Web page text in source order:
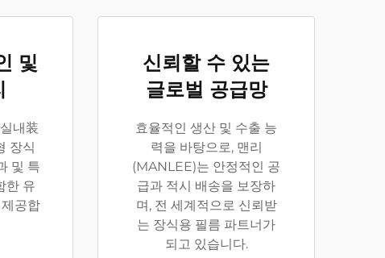
및
내装
장식
및 특
한 유
공합
신뢰할 수 있는
글로벌 공급망
효율적인 생산 및 수출 능
력을 바탕으로, 맨리
(MANLEE)는 안정적인 공
급과 적시 배송을 보장하
며, 전 세계적으로 신뢰받
는 장식용 필름 파트너가
되고 있습니다.